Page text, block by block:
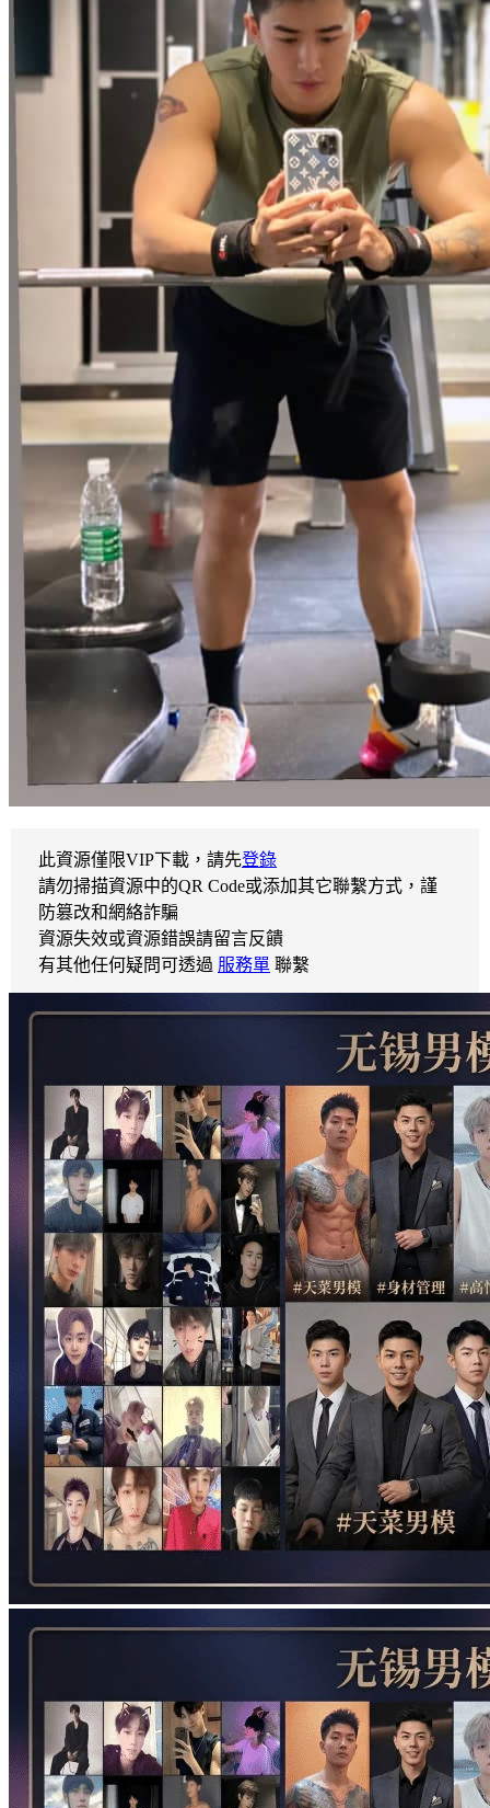
此資源僅限VIP下載，請先登錄
請勿掃描資源中的QR Code或添加其它聯繫方式，謹
防篡改和網絡詐騙
資源失效或資源錯誤請留言反饋
有其他任何疑問可透過 服務單 聯繫